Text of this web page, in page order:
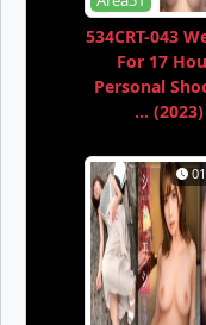
534CRT-043
For 17
Personal
... (2023)